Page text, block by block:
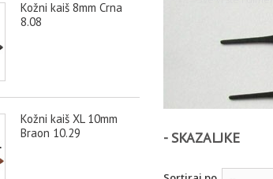
Kožni kaiš 8mm Crna
8.08
Kožni kaiš XL 10mm
Braon 10.29
- SKAZALJKE